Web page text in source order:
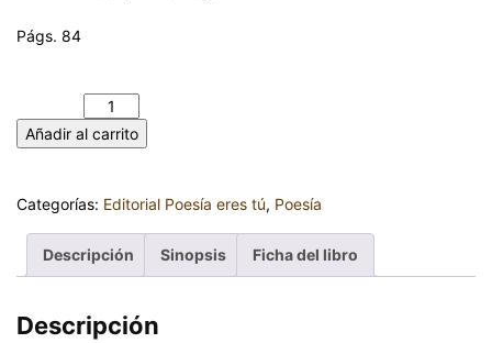
Págs. 84
Añadir al carrito
Categorías: Editorial Poesía eres tú, Poesía
Descripción Sinopsis Ficha del libro
Descripción